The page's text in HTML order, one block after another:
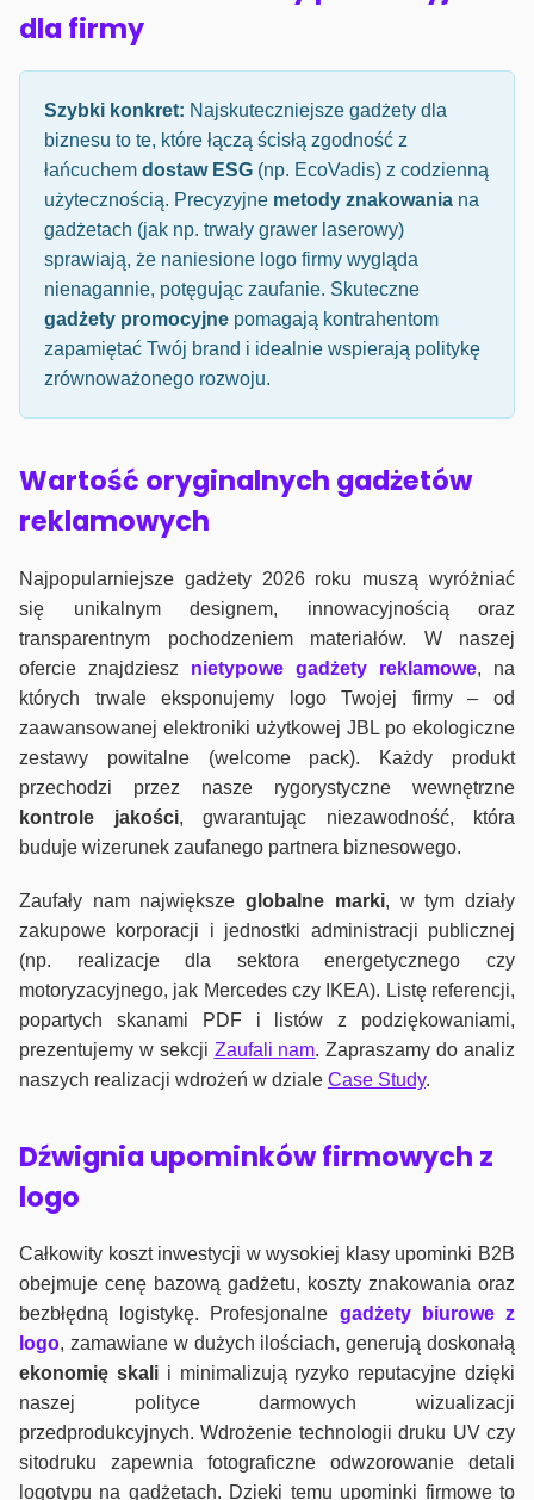
dla firmy
Szybki konkret: Najskuteczniejsze gadżety dla
biznesu to te, które łączą ścisłą zgodność z
łańcuchem dostaw ESG (np. EcoVadis) z codzienną
użytecznością. Precyzyjne metody znakowania na
gadżetach (jak np. trwały grawer laserowy)
sprawiają, że naniesione logo firmy wygląda
nienagannie, potęgując zaufanie. Skuteczne
gadżety promocyjne pomagają kontrahentom
zapamiętać Twój brand i idealnie wspierają politykę
zrównoważonego rozwoju.
Wartość oryginalnych gadżetów
reklamowych
Najpopularniejsze gadżety 2026 roku muszą wyróżniać
się unikalnym designem, innowacyjnością oraz
transparentnym pochodzeniem materiałów. W naszej
ofercie znajdziesz nietypowe gadżety reklamowe, na
których trwale eksponujemy logo Twojej firmy – od
zaawansowanej elektroniki użytkowej JBL po ekologiczne
zestawy powitalne (welcome pack). Każdy produkt
przechodzi przez nasze rygorystyczne wewnętrzne
kontrole jakości, gwarantując niezawodność, która
buduje wizerunek zaufanego partnera biznesowego.
Zaufały nam największeglobalne marki, w tym działy
zakupowe korporacji i jednostki administracji publicznej
(np. realizacje dla sektora energetycznego czy
motoryzacyjnego, jak Mercedes czy IKEA). Listę referencji,
popartych skanami PDF i listów z podziękowaniami,
prezentujemy w sekcji Zaufali nam. Zapraszamy do analiz
naszych realizacji wdrożeń w dziale Case Study.
Dźwignia upominków firmowych z
logo
Całkowity koszt inwestycji w wysokiej klasy upominki B2B
obejmuje cenę bazową gadżetu, koszty znakowania oraz
bezbłędną logistykę. Profesjonalne gadżety biurowe z
logo, zamawiane w dużych ilościach, generują doskonałą
ekonomię skalii minimalizują ryzyko reputacyjne dzięki
naszej polityce darmowych wizualizacji
przedprodukcyjnych. Wdrożenie technologii druku UV czy
sitodruku zapewnia fotograficzne odwzorowanie detali
logotypu na gadżetach. Dzieki temu upominki firmowe to